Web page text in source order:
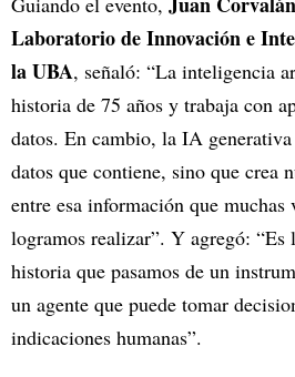
Laboratorio de Innovación e
la UBA, señaló: “La inteligencia
historia de 75 años y trabaja con
datos. En cambio, la IA
datos que contiene, sino que crea
entre esa información que muchas
logramos realizar”. Y agregó: “Es
historia que pasamos de un
un agente que puede tomar
indicaciones humanas”.